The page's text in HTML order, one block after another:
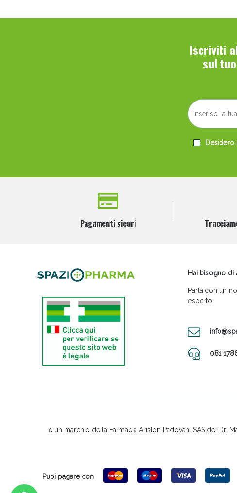
Iscriviti
sul
Desidero
Pagamenti sicuri
Hai bisogno di
Parla con un
esperto
081
è un marchio della Farmacia Ariston Padovani SAS del Dr.
Puoi pagare con